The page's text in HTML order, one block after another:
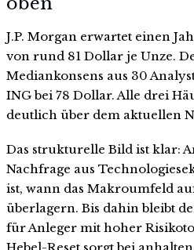
J.P. Morgan erwartet einen
von rund 81 Dollar je Unze.
Mediankonsens aus 30
ING bei 78 Dollar. Alle drei
deutlich über dem aktuellen
Das strukturelle Bild ist klar:
Nachfrage aus
ist, wann das Makroumfeld
überlagern. Bis dahin bleibt
für Anleger mit hoher